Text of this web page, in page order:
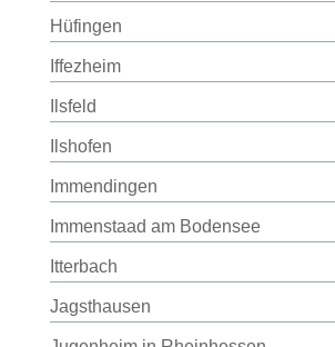
Hüfingen
Iffezheim
Ilsfeld
Ilshofen
Immendingen
Immenstaad am Bodensee
Itterbach
Jagsthausen